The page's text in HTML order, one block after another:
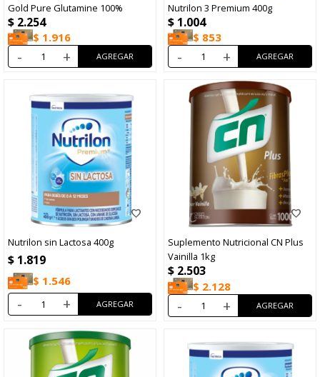
Gold Pure Glutamine 100%
$ 2.254
$ 1.916
- +
Nutrilon 3 Premium 400g
$ 1.004
$ 853
- +
Nutrilon sin Lactosa 400g
$ 1.819
$ 1.546
- +
Suplemento Nutricional CN Plus
Vainilla 1kg
$ 2.503
$ 2.128
- +